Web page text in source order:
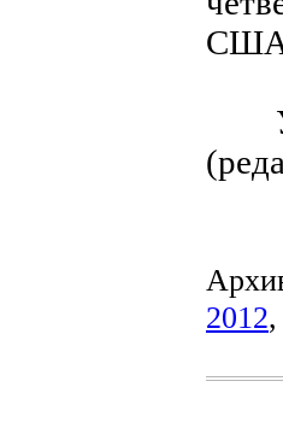
США
2012,